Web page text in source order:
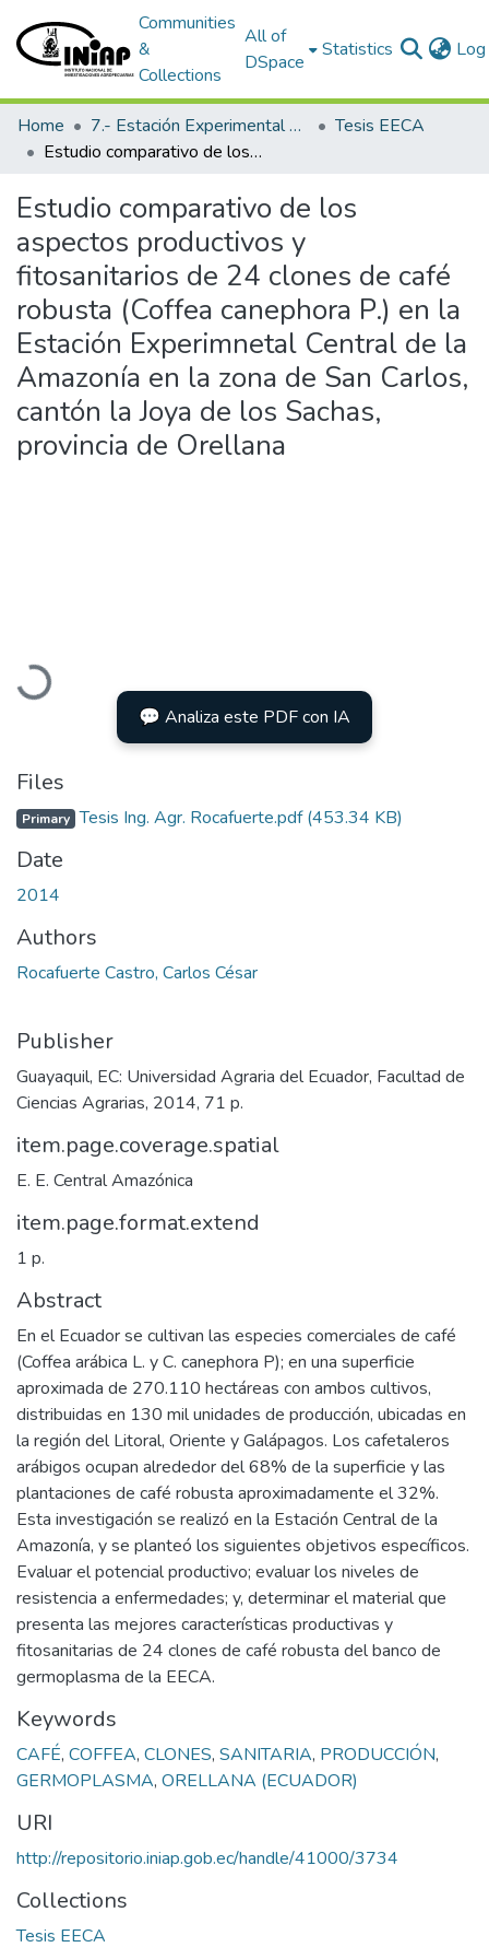
Communities
&
Collections
All of
DSpace
Statistics
Home 7.- Estación Experimental Central Amazónica
Tesis EECA
Estudio comparativo de los aspectos productivos y fitosanitarios de 24 clones de café robusta (Coffea canephora P.) en la Estación Experimnetal Central de la Amazonía en la zona de San Carlos, cantón la Joya de los Sachas, provincia de Orellana
Estudio comparativo de los
aspectos productivos y
fitosanitarios de 24 clones de café
robusta (Coffea canephora P.) en la
Estación Experimnetal Central de la
Amazonía en la zona de San Carlos,
cantón la Joya de los Sachas,
provincia de Orellana
Loading...
💬 Analiza este PDF con IA
Files
Primary Tesis Ing. Agr. Rocafuerte.pdf(453.34 KB)
Date
2014
Authors
Rocafuerte Castro, Carlos César
Publisher
Guayaquil, EC: Universidad Agraria del Ecuador, Facultad de
Ciencias Agrarias, 2014, 71 p.
item.page.coverage.spatial
E. E. Central Amazónica
item.page.format.extend
1 p.
Abstract
En el Ecuador se cultivan las especies comerciales de café
(Coffea arábica L. y C. canephora P); en una superficie
aproximada de 270.110 hectáreas con ambos cultivos,
distribuidas en 130 mil unidades de producción, ubicadas en
la región del Litoral, Oriente y Galápagos. Los cafetaleros
arábigos ocupan alrededor del 68% de la superficie y las
plantaciones de café robusta aproximadamente el 32%.
Esta investigación se realizó en la Estación Central de la
Amazonía, y se planteó los siguientes objetivos específicos.
Evaluar el potencial productivo; evaluar los niveles de
resistencia a enfermedades; y, determinar el material que
presenta las mejores características productivas y
fitosanitarias de 24 clones de café robusta del banco de
germoplasma de la EECA.
Keywords
CAFÉ, COFFEA, CLONES, SANITARIA, PRODUCCIÓN,
GERMOPLASMA, ORELLANA (ECUADOR)
URI
http://repositorio.iniap.gob.ec/handle/41000/3734
Collections
Tesis EECA